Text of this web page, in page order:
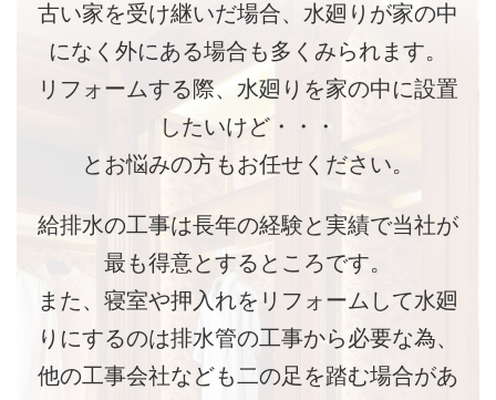
古い家を受け継いだ場合、水廻りが家の中
になく外にある場合も多くみられます。
リフォームする際、水廻りを家の中に設置
したいけど・・・
とお悩みの方もお任せください。
給排水の工事は長年の経験と実績で当社が
最も得意とするところです。
また、寝室や押入れをリフォームして水廻
りにするのは排水管の工事から必要な為、
他の工事会社なども二の足を踏む場合があ